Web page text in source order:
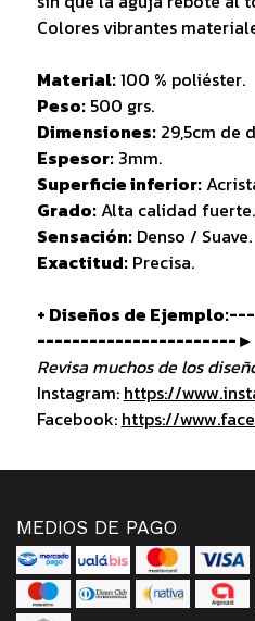
Colores vibrantes
Material:100 % poliéster.
Peso:500 grs.
Dimensiones:29,5cm de
Espesor:3mm.
Superficie inferior:
Grado:Alta calidad fuerte.
Sensación:Denso / Suave.
Exactitud:Precisa.
+ Diseños de
-----------------------►
Revisa muchos de los
Instagram: https://
Facebook: https://
MEDIOS DE PAGO